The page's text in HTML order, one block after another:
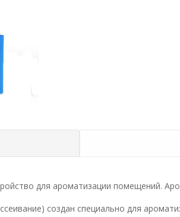
для ароматизации помещений.
создан специально для